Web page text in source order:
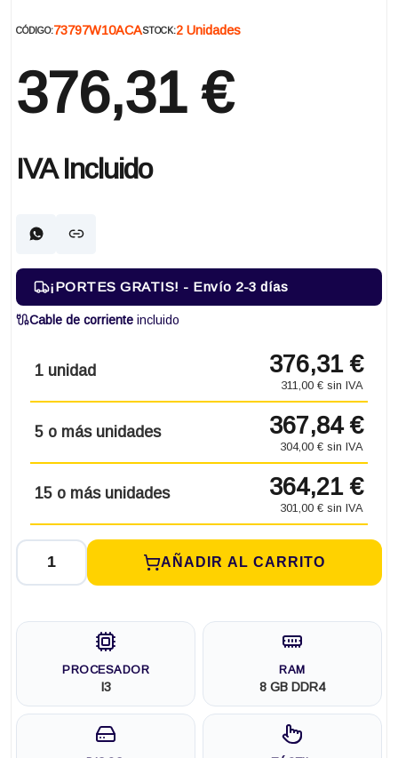
CÓDIGO:73797W10ACASTOCK:2 Unidades
376,31 €
IVA Incluido
¡PORTES GRATIS! - Envío 2-3 días
Cable de corriente incluido
1 unidad 376,31 €
311,00 € sin IVA
5 o más unidades 367,84 €
304,00 € sin IVA
15 o más unidades 364,21 €
301,00 € sin IVA
AÑADIR AL CARRITO
PROCESADOR
I3
RAM
8 GB DDR4